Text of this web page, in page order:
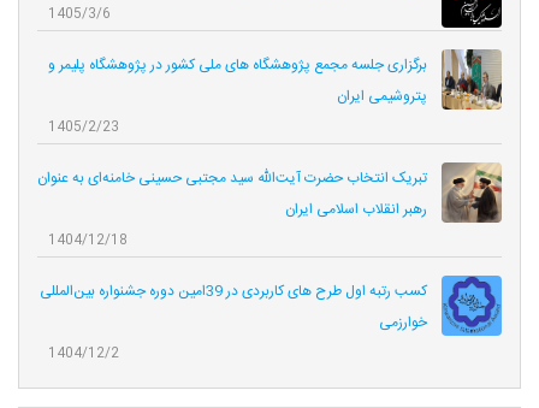
1405/3/6
برگزاری جلسه مجمع پژوهشگاه های ملی کشور در پژوهشگاه پلیمر و
پتروشیمی ایران
1405/2/23
تبریک انتخاب حضرت آیت‌الله سید مجتبی حسینی خامنه‌ای به عنوان
رهبر انقلاب اسلامی ایران
1404/12/18
کسب رتبه اول طرح های کاربردی در 39امین دوره جشنواره بین‌المللی
خوارزمی
1404/12/2